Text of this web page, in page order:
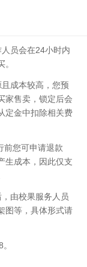
员会在24小时内
成本较高，您预
家售卖，锁定后会
定金中扣除相关费
前您可申请退款
生成本，因此仅支
由校果服务人员
图等，具体形式请